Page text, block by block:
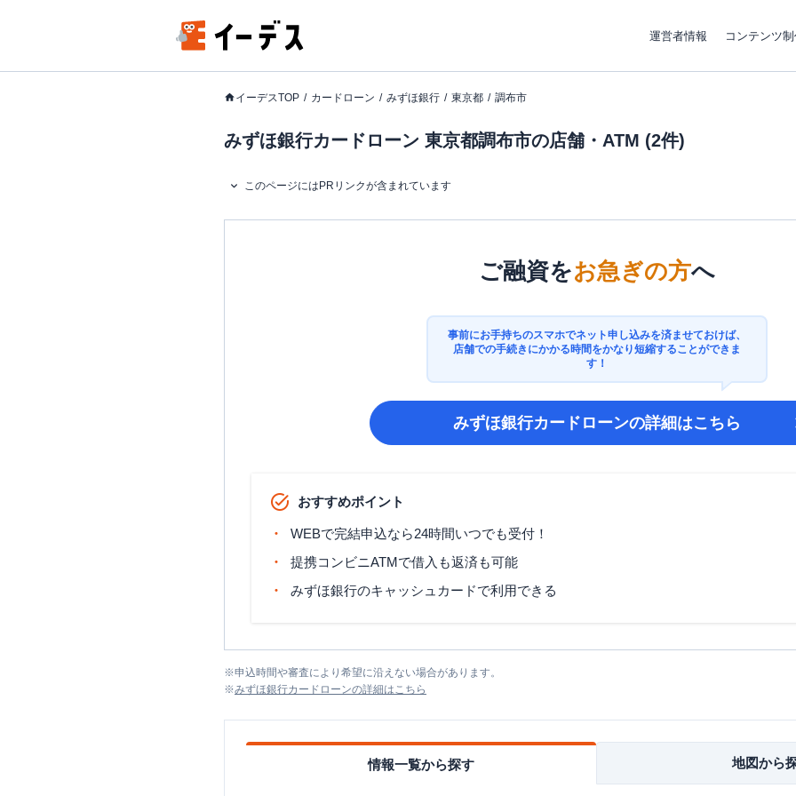
運営者情報 コンテンツ
イーデスTOP カードローン みずほ銀行 東京都 調布市
みずほ銀行カードローン 東京都調布市の店舗・ATM (2件)
このページにはPRリンクが含まれています
ご融資をお急ぎの方へ
事前にお手持ちのスマホでネット申し込みを済ませておけば、
店舗での手続きにかかる時間をかなり短縮することができま
す！
みずほ銀行カードローンの詳細はこちら
おすすめポイント
WEBで完結申込なら24時間いつでも受付！
提携コンビニATMで借入も返済も可能
みずほ銀行のキャッシュカードで利用できる
※申込時間や審査により希望に沿えない場合があります。
※みずほ銀行カードローンの詳細はこちら
情報一覧から探す 地図から